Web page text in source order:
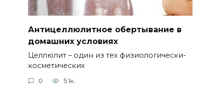
Антицеллюлитное обертывание в
домашних условиях
Целлюлит – один из тех физиологически-
косметических
0 5.1к.